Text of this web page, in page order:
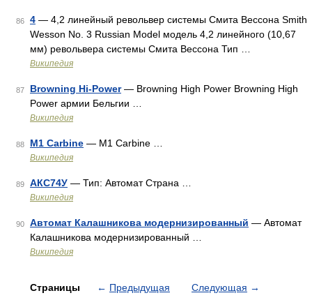
86 4 — 4,2 линейный револьвер системы Смита Вессона Smith
Wesson No. 3 Russian Model модель 4,2 линейного (10,67
мм) револьвера системы Смита Вессона Тип …
Википедия
87 Browning Hi-Power— Browning High Power Browning High
Power армии Бельгии …
Википедия
88 M1 Carbine — M1 Carbine …
Википедия
89 АКС74У — Тип: Автомат Страна …
Википедия
90 Автомат Калашникова модернизированный — Автомат
Калашникова модернизированный …
Википедия
Страницы ← Предыдущая Следующая →